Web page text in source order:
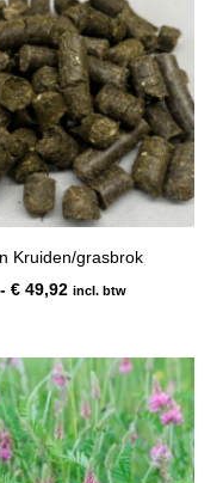
Kruiden/grasbrok
- €49,92Prijsklasse:
€ 49,92
incl. btw